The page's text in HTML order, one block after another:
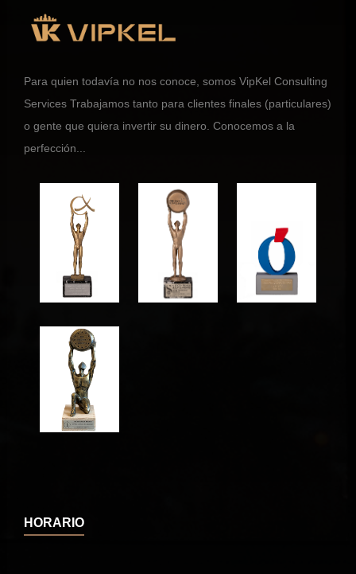
Para quien todavía no nos conoce, somos VipKel Consulting
Services Trabajamos tanto para clientes finales (particulares)
o gente que quiera invertir su dinero. Conocemos a la
perfección...
HORARIO